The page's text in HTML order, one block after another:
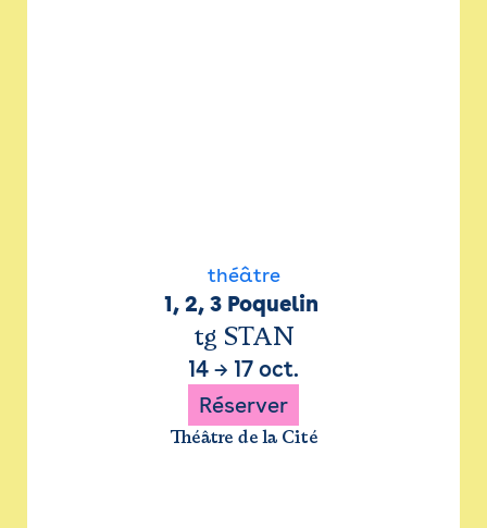
théâtre
1, 2, 3 Poquelin
tg STAN
14 → 17 oct.
Réserver
Théâtre de la Cité